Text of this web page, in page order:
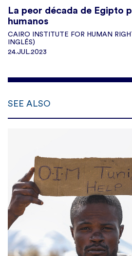
La peor década de Egipto
humanos
CAIRO INSTITUTE FOR HUMAN
INGLÉS)
24.JUL.2023
SEE ALSO